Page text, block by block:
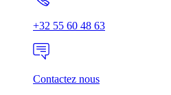
+32 55 60 48 63
Contactez nous